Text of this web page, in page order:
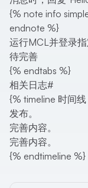
{% note info
endnote %}
运行MCL并登录
待完善
{% endtabs %}
相关日志#
{% timeline 时间
发布。
完善内容。
完善内容。
{% endtimeline %}